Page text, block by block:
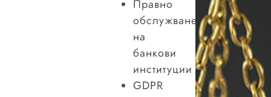
Правно
обслужване
на
банкови
институции
GDPR